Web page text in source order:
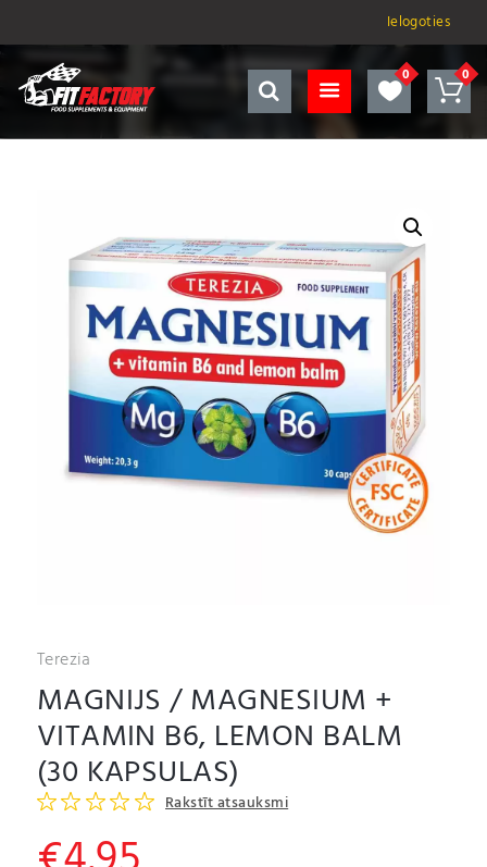
Ielogoties
Terezia
MAGNIJS / MAGNESIUM +
VITAMIN B6, LEMON BALM
(30 KAPSULAS)
Rakstīt atsauksmi